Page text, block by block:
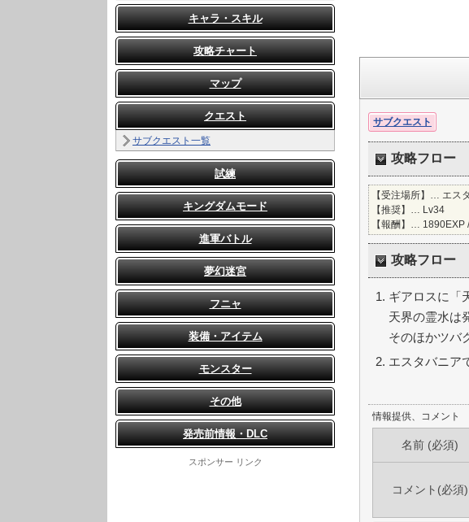
サブクエスト
攻略フロー
【受注場所】… エス
【推奨】… Lv34
【報酬】… 1890EXP
攻略フロー
ギアロスに「
天界の霊水は
そのほかツバ
エスタバニア
情報提供、コメント
名前 (必須)
コメント(必須)
キャラ・スキル
攻略チャート
マップ
クエスト
サブクエスト一覧
試練
キングダムモード
進軍バトル
夢幻迷宮
フニャ
装備・アイテム
モンスター
その他
発売前情報・DLC
スポンサー リンク